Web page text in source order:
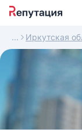
Иркутская